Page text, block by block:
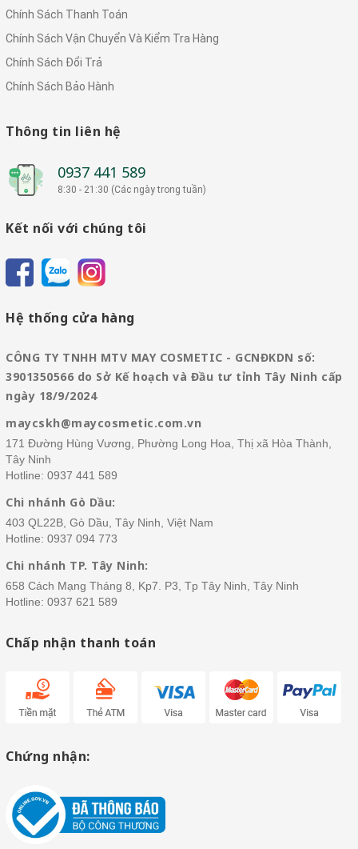
Chính Sách Thanh Toán
Chính Sách Vận Chuyển Và Kiểm Tra Hàng
Chính Sách Đổi Trả
Chính Sách Bảo Hành
Thông tin liên hệ
0937 441 589
8:30 - 21:30 (Các ngày trong tuần)
Kết nối với chúng tôi
Hệ thống cửa hàng
CÔNG TY TNHH MTV MAY COSMETIC - GCNĐKDN số:
3901350566 do Sở Kế hoạch và Đầu tư tỉnh Tây Ninh cấp
ngày 18/9/2024
maycskh@maycosmetic.com.vn
171 Đường Hùng Vương, Phường Long Hoa, Thị xã Hòa Thành,
Tây Ninh
Hotline: 0937 441 589
Chi nhánh Gò Dầu:
403 QL22B, Gò Dầu, Tây Ninh, Việt Nam
Hotline: 0937 094 773
Chi nhánh TP. Tây Ninh:
658 Cách Mạng Tháng 8, Kp7. P3, Tp Tây Ninh, Tây Ninh
Hotline: 0937 621 589
Chấp nhận thanh toán
Chứng nhận: